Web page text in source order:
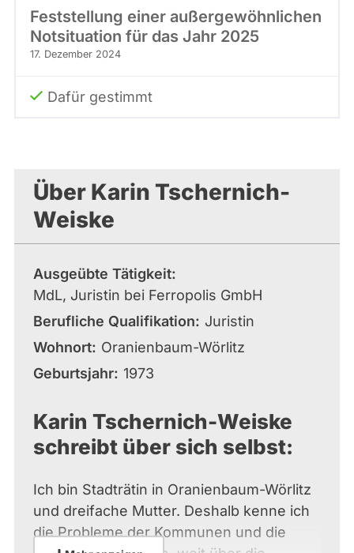
Feststellung einer außergewöhnlichen
Notsituation für das Jahr 2025
17. Dezember 2024
Dafür gestimmt
Über Karin Tschernich-
Weiske
Ausgeübte Tätigkeit
MdL, Juristin bei Ferropolis GmbH
Berufliche Qualifikation
Juristin
Wohnort
Oranienbaum-Wörlitz
Geburtsjahr 1973
Karin Tschernich-Weiske
schreibt über sich selbst:
Ich bin Stadträtin in Oranienbaum-Wörlitz
und dreifache Mutter. Deshalb kenne ich
die Probleme der Kommunen und die